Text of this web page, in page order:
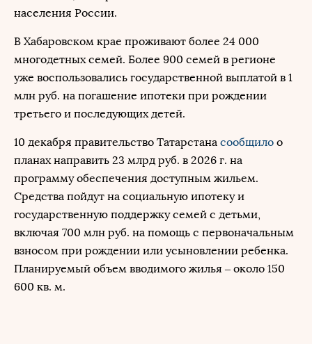
населения России.
В Хабаровском крае проживают более 24 000
многодетных семей. Более 900 семей в регионе
уже воспользовались государственной выплатой в 1
млн руб. на погашение ипотеки при рождении
третьего и последующих детей.
10 декабря правительство Татарстана сообщило о
планах направить 23 млрд руб. в 2026 г. на
программу обеспечения доступным жильем.
Средства пойдут на социальную ипотеку и
государственную поддержку семей с детьми,
включая 700 млн руб. на помощь с первоначальным
взносом при рождении или усыновлении ребенка.
Планируемый объем вводимого жилья – около 150
600 кв. м.